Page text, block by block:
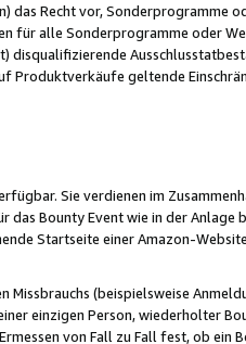
das Recht vor, Sonderprogramme
für alle Sonderprogramme oder
Produktverkäufe geltende
Sie verdienen im
das Bounty Event wie in der Anlage
Startseite einer Amazon-
(beispielsweise
einzigen Person, wiederholter
von Fall zu Fall fest, ob ein